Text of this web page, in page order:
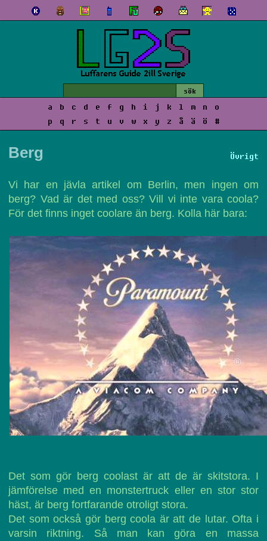
a b c d e f g h i j k l m n
o
p
q r s t u v w x y z å ä ö #
Övrigt
Berg
Vi har en jävla artikel om Berlin, men ingen om
berg? Vad är det med oss? Vill vi inte vara coola?
För det finns inget coolare än berg. Kolla här bara:
Det som gör berg coolast är att de är skitstora. I
jämförelse med en monstertruck eller en stor stor
häst, är berg fortfarande otroligt stora.
Det som också gör berg coola är att de lutar. Ofta i
varsin riktning. Så man kan göra en massa